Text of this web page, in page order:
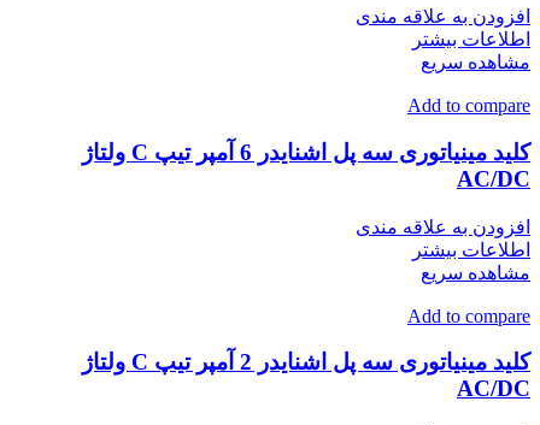
افزودن به علاقه مندی
اطلاعات بیشتر
مشاهده سریع
Add to compare
کلید مینیاتوری سه پل اشنایدر 6 آمپر تیپ C ولتاژ
AC/DC
افزودن به علاقه مندی
اطلاعات بیشتر
مشاهده سریع
Add to compare
کلید مینیاتوری سه پل اشنایدر 2 آمپر تیپ C ولتاژ
AC/DC